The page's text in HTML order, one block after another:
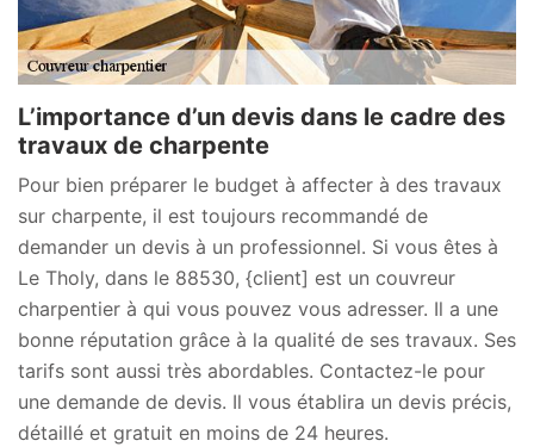
L’importance d’un devis dans le cadre des
travaux de charpente
Pour bien préparer le budget à affecter à des travaux
sur charpente, il est toujours recommandé de
demander un devis à un professionnel. Si vous êtes à
Le Tholy, dans le 88530, {client] est un couvreur
charpentier à qui vous pouvez vous adresser. Il a une
bonne réputation grâce à la qualité de ses travaux. Ses
tarifs sont aussi très abordables. Contactez-le pour
une demande de devis. Il vous établira un devis précis,
détaillé et gratuit en moins de 24 heures.